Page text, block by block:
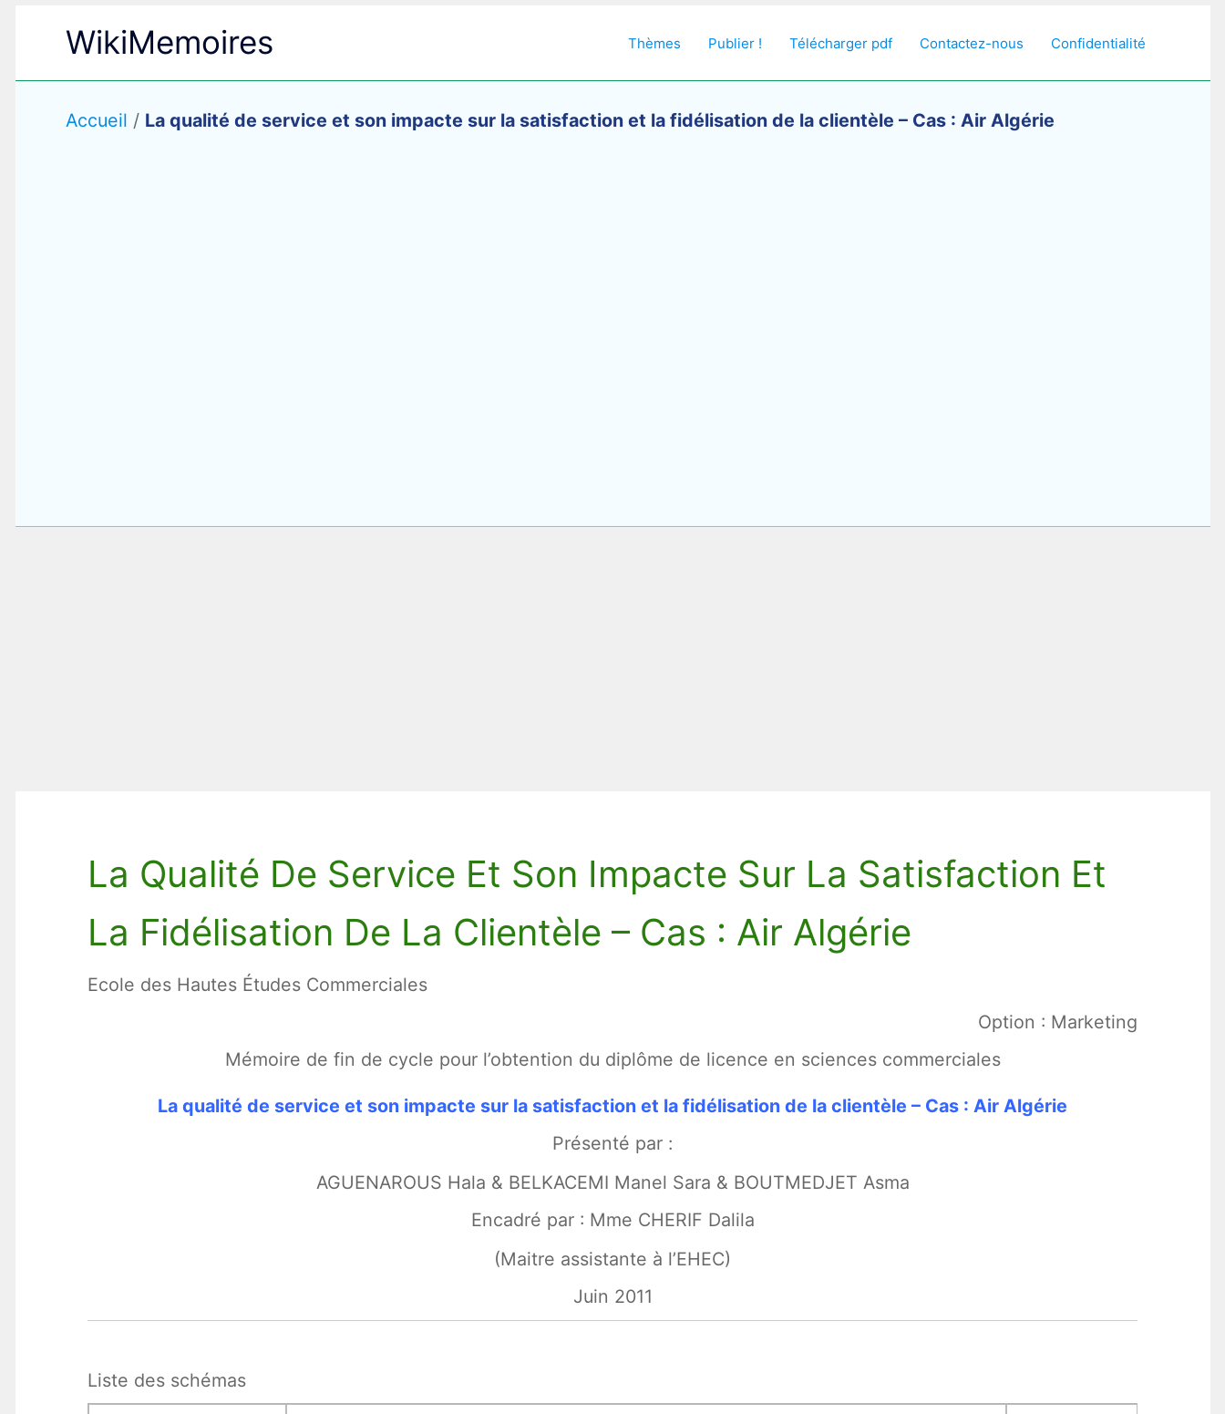
WikiMemoires Thèmes Publier ! Télécharger pdf Contactez-nous Confidentialité
Accueil / La qualité de service et son impacte sur la satisfaction et la fidélisation de la clientèle – Cas : Air Algérie
La Qualité De Service Et Son Impacte Sur La Satisfaction Et
La Fidélisation De La Clientèle – Cas : Air Algérie
Ecole des Hautes Études Commerciales
Option : Marketing
Mémoire de fin de cycle pour l’obtention du diplôme de licence en sciences commerciales
La qualité de service et son impacte sur la satisfaction et la fidélisation de la clientèle – Cas : Air Algérie
Présenté par :
AGUENAROUS Hala & BELKACEMI Manel Sara & BOUTMEDJET Asma
Encadré par : Mme CHERIF Dalila
(Maitre assistante à l’EHEC)
Juin 2011
Liste des schémas